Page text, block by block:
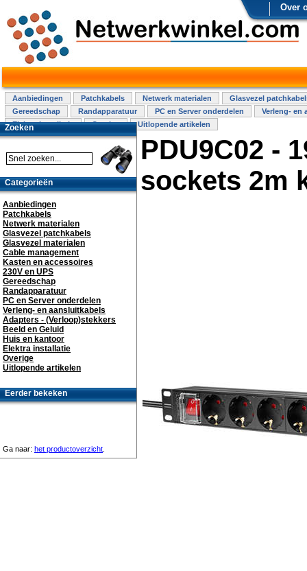
Over
Aanbiedingen Patchkabels Netwerk materialen
Glasvezel
Gereedschap
Randapparatuur PC en Server onderdelen
Verleng- en
Elektra installatie
Overige Uitlopende artikelen
PDU9C02 -
sockets 2m
Zoeken
Categorieën
Aanbiedingen
Patchkabels
Netwerk materialen
Glasvezel patchkabels
Glasvezel materialen
Cable management
Kasten en accessoires
230V en UPS
Gereedschap
Randapparatuur
PC en Server onderdelen
Verleng- en aansluitkabels
Adapters - (Verloop)stekkers
Beeld en Geluid
Huis en kantoor
Elektra installatie
Overige
Uitlopende artikelen
Eerder bekeken
Ga naar: het productoverzicht